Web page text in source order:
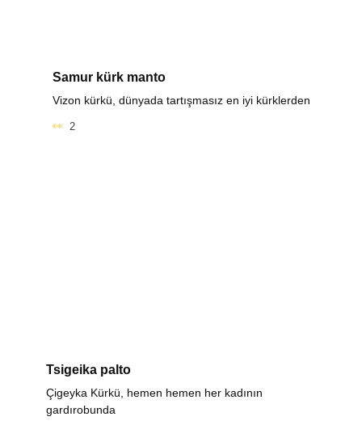
Samur kürk manto
Vizon kürkü, dünyada tartışmasız en iyi kürklerden
2
Tsigeika palto
Çigeyka Kürkü, hemen hemen her kadının
gardırobunda